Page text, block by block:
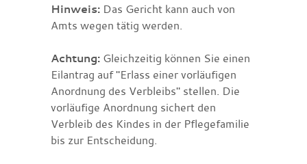
Hinweis: Das Gericht kann auch von
Amts wegen tätig werden.
Achtung: Gleichzeitig können Sie einen
Eilantrag auf "Erlass einer vorläufigen
Anordnung des Verbleibs" stellen. Die
vorläufige Anordnung sichert den
Verbleib des Kindes in der Pflegefamilie
bis zur Entscheidung.